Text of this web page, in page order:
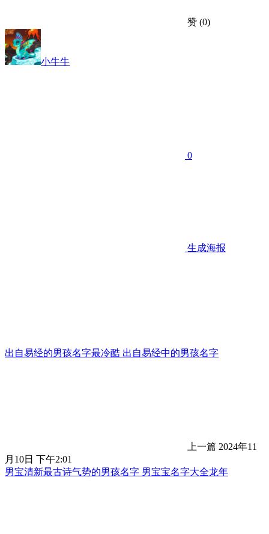
赞 (0)
小牛牛
0
生成海报
出自易经的男孩名字最冷酷 出自易经中的男孩名字
上一篇 2024年11
月10日 下午2:01
男宝清新最古诗气势的男孩名字 男宝宝名字大全龙年